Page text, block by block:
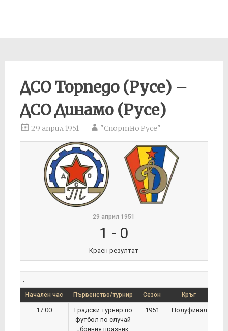
ДСО Торпедо (Русе) –
ДСО Динамо (Русе)
29 април 1951 "Спортно Русе"
29 април 1951
1 - 0
Краен резултат
.
Начален час Първенство/турнир Сезон Кръг
17:00
Градски турнир по
футбол по случай
„бойния празник
1951 Полуфинал